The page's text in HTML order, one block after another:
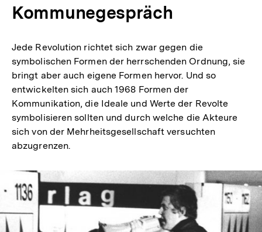
Kommunegespräch
Jede Revolution richtet sich zwar gegen die
symbolischen Formen der herrschenden Ordnung, sie
bringt aber auch eigene Formen hervor. Und so
entwickelten sich auch 1968 Formen der
Kommunikation, die Ideale und Werte der Revolte
symbolisieren sollten und durch welche die Akteure
sich von der Mehrheitsgesellschaft versuchten
abzugrenzen.